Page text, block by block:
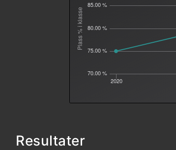
Plass % i klasse
2020
70.00 %
75.00 %
80.00 %
85.00 %
Resultater